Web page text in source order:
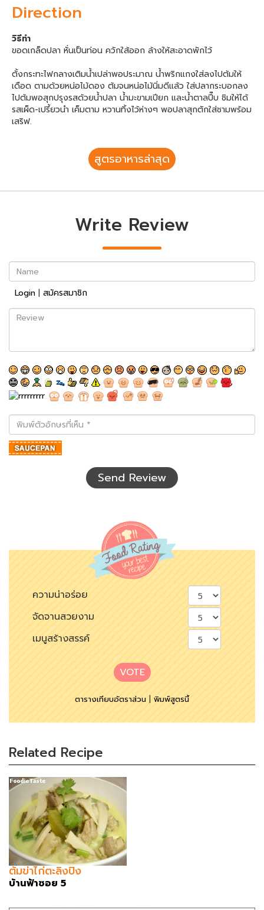
Direction
วิธีทำ
ขอดเกล็ดปลา หั่นเป็นท่อน ควักใส้ออก ล้างให้สะอาดพักไว้
ตั้งกระทะไฟกลางเติมน้ำเปล่าพอประมาณ น้ำพริกแกงใส่ลงไปต้มให้
เดือด ตามด้วยหน่อไม้ดอง ต้มจนหน่อไม้นิ่มดีแล้ว ใส่ปลากระบอกลง
ไปต้มพอสุกปรุงรสด้วยน้ำปลา น้ำมะขามเปียก และน้ำตาลปี๊บ ชิมให้ได้
รสเผ็ด-เปรี้ยวนำ เค็มตาม หวานทิ้งไว้ห่างๆ พอปลาสุกตักใส่ชามพร้อม
เสริฟ.
สูตรอาหารล่าสุด
Write Review
Name
Login | สมัครสมาชิก
Review
พิมพ์
ตัว
อักษร
ที่
Send Review
ความน่าอร่อย
จัดจานสวยงาม
เมนูสร้างสรรค์
VOTE
ตารางเทียบอัตราส่วน|พิมพ์สูตรนี้
Related Recipe
ต้มข่าไก่ตะลิงปิง
บ้านฟ้าซอย 5